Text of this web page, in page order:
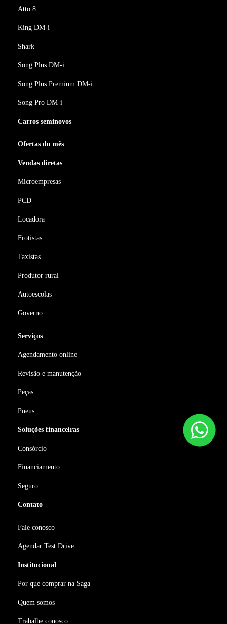
Atto 8
King DM-i
Shark
Song Plus DM-i
Song Plus Premium DM-i
Song Pro DM-i
Carros seminovos
Ofertas do mês
Vendas diretas
Microempresas
PCD
Locadora
Frotistas
Taxistas
Produtor rural
Autoescolas
Governo
Serviços
Agendamento online
Revisão e manutenção
Peças
Pneus
Soluções financeiras
Consórcio
Financiamento
Seguro
Contato
Fale conosco
Agendar Test Drive
Institucional
Por que comprar na Saga
Quem somos
Trabalhe conosco